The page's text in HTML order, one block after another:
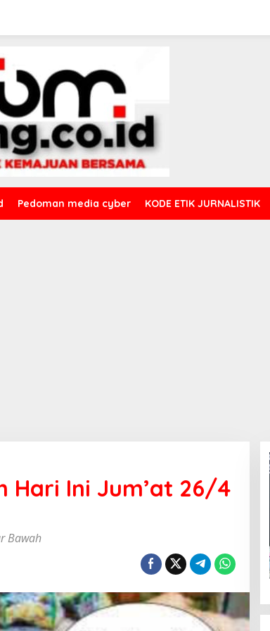
Pedoman media cyber KODE ETIK JURNALISTIK
Hari Ini Jum’at 26/4
Bawah